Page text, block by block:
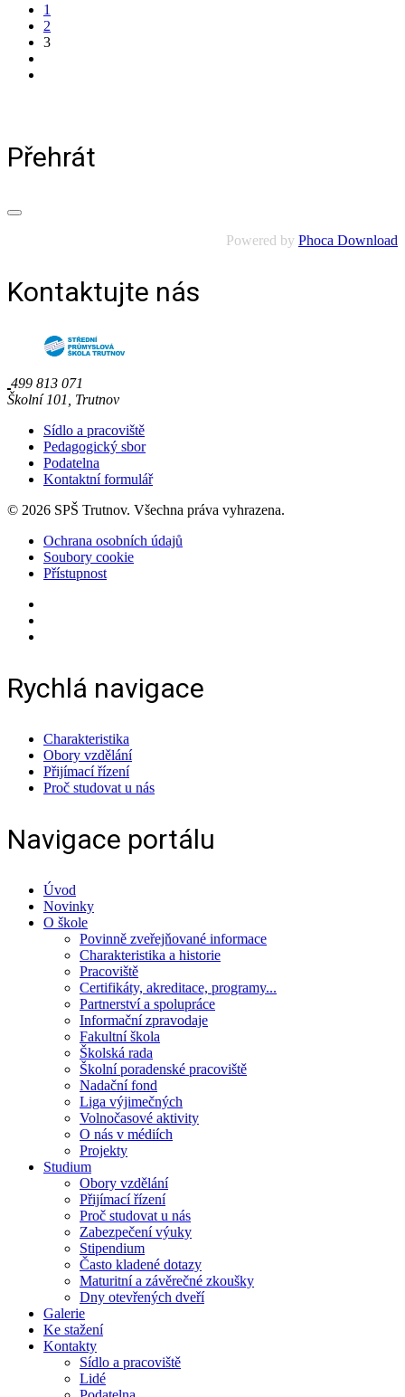
1
2
3
Přehrát
Powered by Phoca Download
Kontaktujte nás
499 813 071
Školní 101, Trutnov
Sídlo a pracoviště
Pedagogický sbor
Podatelna
Kontaktní formulář
© 2026 SPŠ Trutnov. Všechna práva vyhrazena.
Ochrana osobních údajů
Soubory cookie
Přístupnost
Rychlá navigace
Charakteristika
Obory vzdělání
Přijímací řízení
Proč studovat u nás
Navigace portálu
Úvod
Novinky
O škole
Povinně zveřejňované informace
Charakteristika a historie
Pracoviště
Certifikáty, akreditace, programy...
Partnerství a spolupráce
Informační zpravodaje
Fakultní škola
Školská rada
Školní poradenské pracoviště
Nadační fond
Liga výjimečných
Volnočasové aktivity
O nás v médiích
Projekty
Studium
Obory vzdělání
Přijímací řízení
Proč studovat u nás
Zabezpečení výuky
Stipendium
Často kladené dotazy
Maturitní a závěrečné zkoušky
Dny otevřených dveří
Galerie
Ke stažení
Kontakty
Sídlo a pracoviště
Lidé